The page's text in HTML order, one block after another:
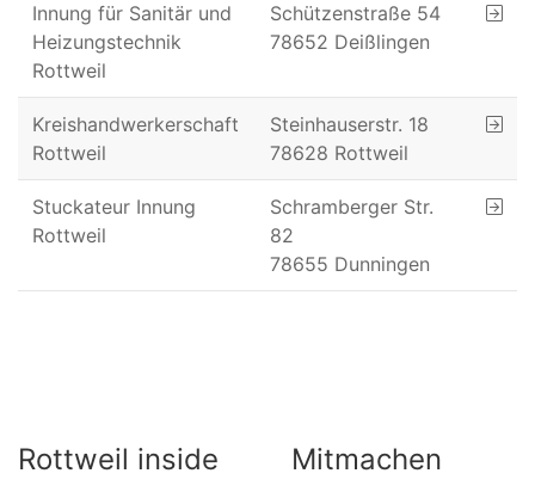
Innung für Sanitär und
Heizungstechnik
Rottweil
Schützenstraße 54
78652 Deißlingen
Kreishandwerkerschaft
Rottweil
Steinhauserstr. 18
78628 Rottweil
Stuckateur Innung
Rottweil
Schramberger Str.
82
78655 Dunningen
Rottweil inside Mitmachen